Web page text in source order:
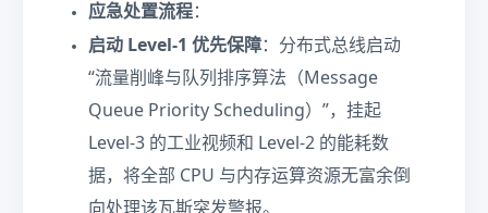
应急处置流程：
启动 Level-1 优先保障：分布式总线启动
“流量削峰与队列排序算法（Message
Queue Priority Scheduling）”，挂起
Level-3 的工业视频和 Level-2 的能耗数
据，将全部 CPU 与内存运算资源无富余倒
向处理该瓦斯突发警报。